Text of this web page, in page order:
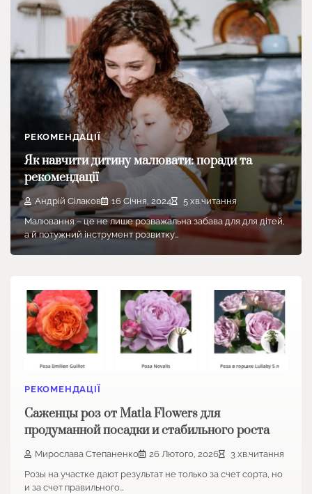
РЕКОМЕНДАЦІЇ
Як навчити дитину малювати: поради та
рекомендації
Андрій Сілаков 16 Січня, 2024
5 хв.читання
Малювання – це не лише розважальна забава для для дітей,
а й потужний інструмент розвитку…
РЕКОМЕНДАЦІЇ
Саженцы роз от Matla Flowers для
продуманной посадки и стабильного роста
Мирослава Степаненко 26 Лютого, 2026
3 хв.читання
Розы на участке дают результат не только за счет сорта, но
и за счет правильного…